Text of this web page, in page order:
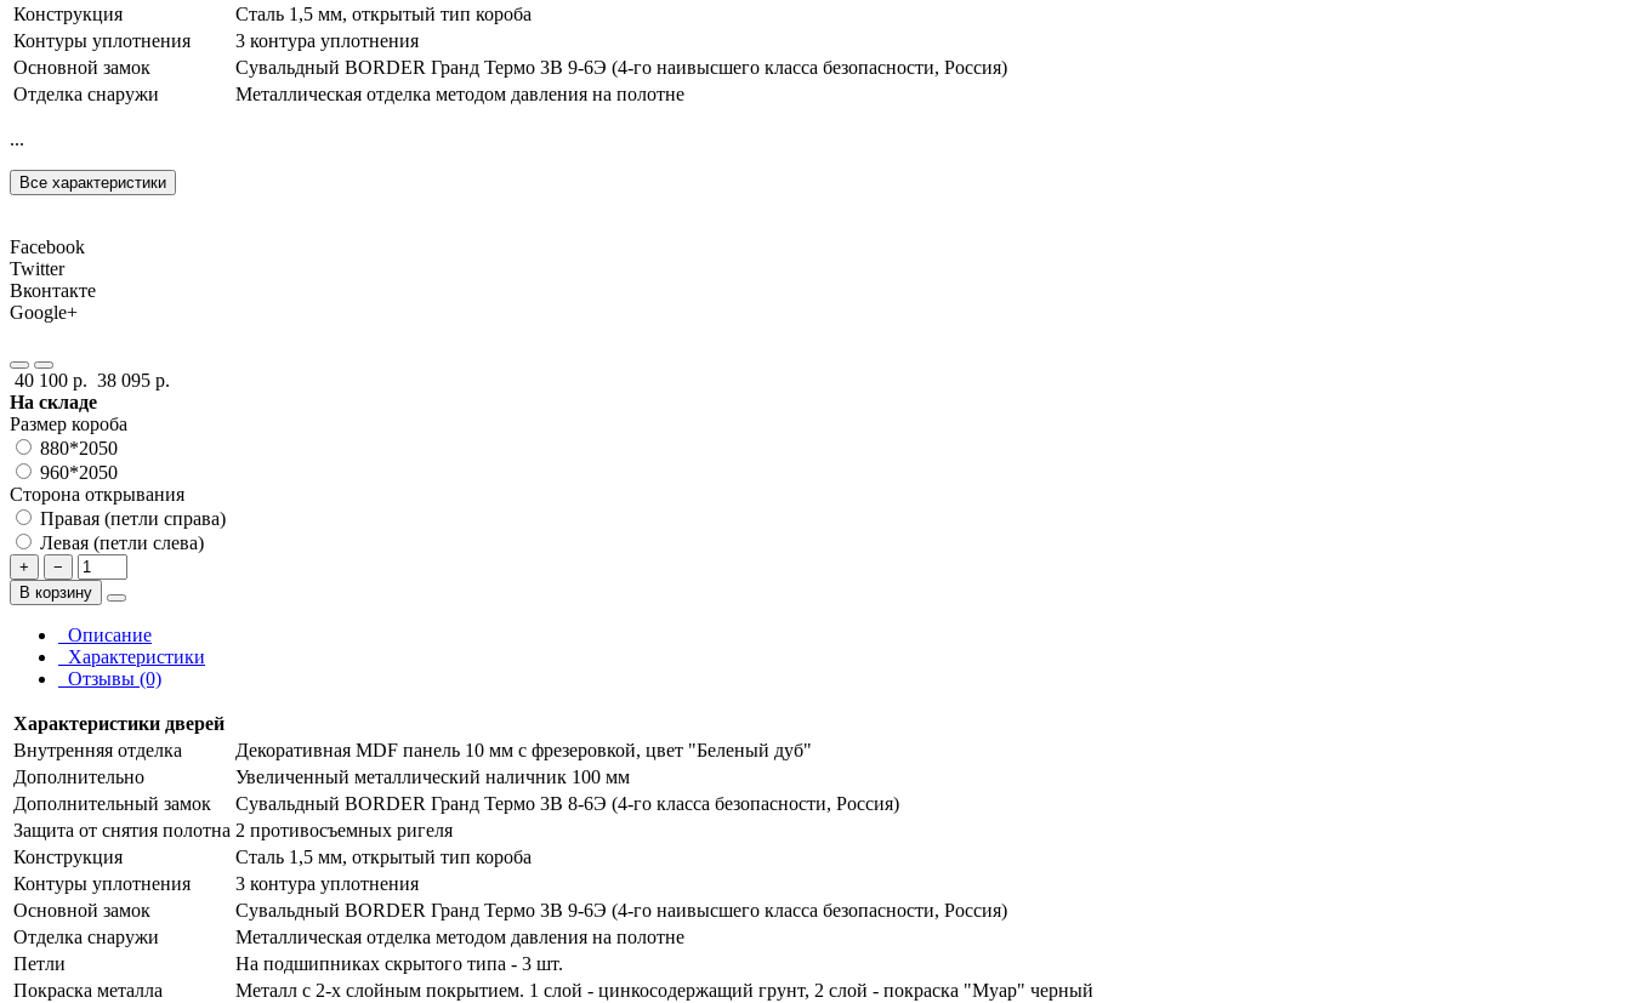
Конструкция
Сталь 1,5 мм, открытый тип короба
Контуры уплотнения
3 контура уплотнения
Основной замок
Сувальдный BORDER Гранд Термо 3В 9-6Э (4-го наивысшего класса безопасности, Россия)
Отделка снаружи
Металлическая отделка методом давления на полотне
...
Все характеристики
Facebook
Twitter
Вконтакте
Google+
40 100 р. 38 095 р.
На складе
Размер короба
880*2050
960*2050
Сторона открывания
Правая (петли справа)
Левая (петли слева)
+
−
В корзину
Описание
Характеристики
Отзывы (0)
Характеристики дверей
Внутренняя отделка
Декоративная MDF панель 10 мм с фрезеровкой, цвет "Беленый дуб"
Дополнительно
Увеличенный металлический наличник 100 мм
Дополнительный замок
Сувальдный BORDER Гранд Термо 3В 8-6Э (4-го класса безопасности, Россия)
Защита от снятия полотна 2 противосъемных ригеля
Конструкция
Сталь 1,5 мм, открытый тип короба
Контуры уплотнения
3 контура уплотнения
Основной замок
Сувальдный BORDER Гранд Термо 3В 9-6Э (4-го наивысшего класса безопасности, Россия)
Отделка снаружи
Металлическая отделка методом давления на полотне
Петли
На подшипниках скрытого типа - 3 шт.
Покраска металла
Металл с 2-х слойным покрытием. 1 слой - цинкосодержащий грунт, 2 слой - покраска "Муар" черный